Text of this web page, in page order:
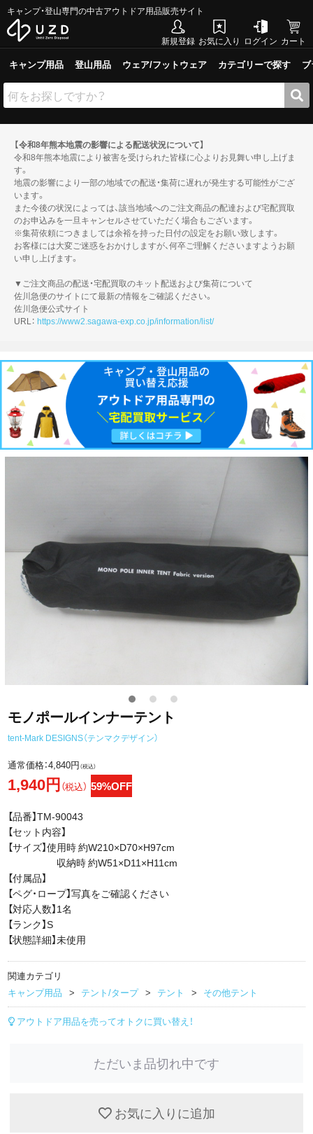
キャンプ・登山専門の中古アウトドア用品販売サイト
新規登録 お気に入り ログイン カート
キャンプ用品 登山用品 ウェア/フットウェア カテゴリーで探す
【令和8年熊本地震の影響による配送状況について】
令和8年熊本地震により被害を受けられた皆様に心よりお見舞い申し上げま
す。
地震の影響により一部の地域での配送・集荷に遅れが発生する可能性がござ
います。
また今後の状況によっては、該当地域へのご注文商品の配達および宅配買取
のお申込みを一旦キャンセルさせていただく場合もございます。
※集荷依頼につきましては余裕を持った日付の設定をお願い致します。
お客様には大変ご迷惑をおかけしますが、何卒ご理解くださいますようお願
い申し上げます。
▼ご注文商品の配送・宅配買取のキット配送および集荷について
佐川急便のサイトにて最新の情報をご確認ください。
佐川急便公式サイト
URL： https://www2.sagawa-exp.co.jp/information/list/
モノポールインナーテント
tent-Mark DESIGNS（テンマクデザイン）
通常価格：4,840円（税込）
1,940円（税込） 59%OFF
【品番】TM-90043
【セット内容】
【サイズ】使用時 約W210×D70×H97cm
収納時 約W51×D11×H11cm
【付属品】
【ペグ・ロープ】写真をご確認ください
【対応人数】1名
【ランク】S
【状態詳細】未使用
関連カテゴリ
キャンプ用品
テント/タープ テント その他テント
アウトドア用品を売ってオトクに買い替え！
ただいま品切れ中です
お気に入りに追加